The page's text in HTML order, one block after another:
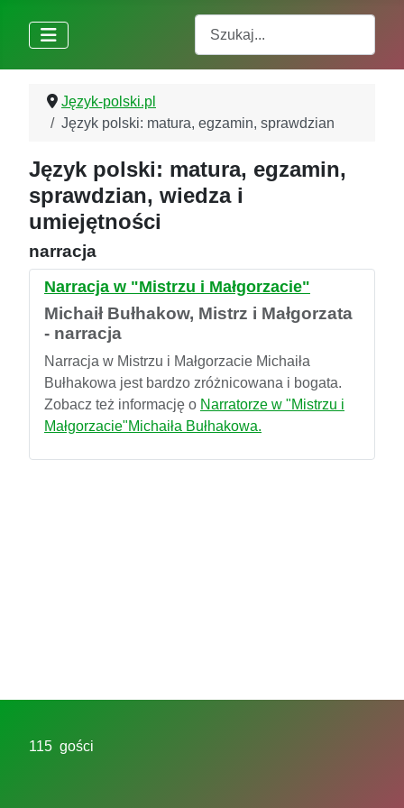
Język-polski.pl
Język polski: matura, egzamin, sprawdzian
Język polski: matura, egzamin,
sprawdzian, wiedza i
umiejętności
narracja
Narracja w "Mistrzu i Małgorzacie"
Michaił Bułhakow, Mistrz i Małgorzata
- narracja
Narracja w Mistrzu i Małgorzacie Michaiła
Bułhakowa jest bardzo zróżnicowana i bogata.
Zobacz też informację o Narratorze w "Mistrzu i
Małgorzacie"Michaiła Bułhakowa.
115 gości